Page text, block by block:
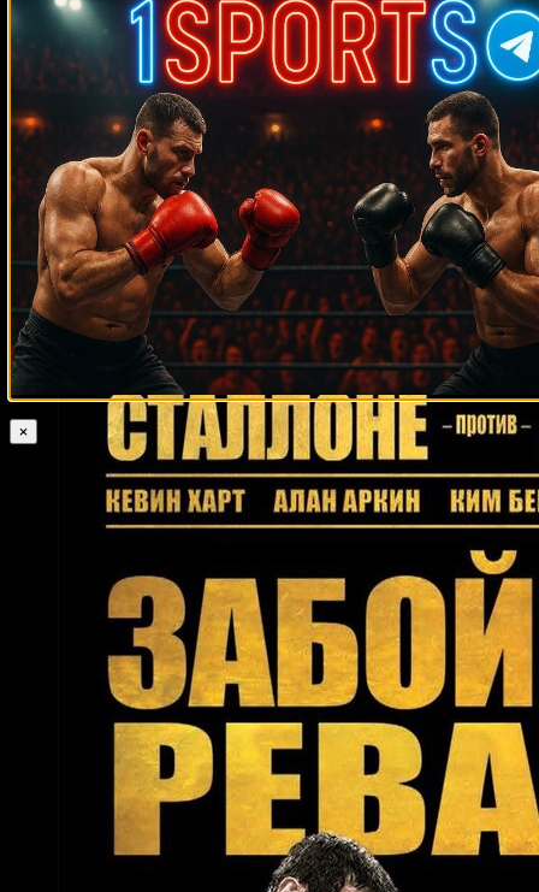
Рикардо Кано Рикардо Родригес Энтони Смит Стив Гарсия Майк
Колберт
Эрик Карри Сандор Мартин Рикардо Брайант
Эктор
Хавьер Маркес
Деметрио Себальос Мануэль Кальво Маркус Роуд
Деннис Милтон
Роландо
Ромеро
Пол Ингл Ланардо Тайнер Шеннон Кортни
Лукас Матиссе
Макс Холлоуэй Даниэль Кусато
Виталий Кличко Ричард Ларти Али Багов
Августин Эстрада Чарльз Брюэр Макс Александр
Деррик
Лэмпкинс Теншин Насукава Джэлин Тернер
Билли Джо Сондерс
Робин Рид Сергей Хомицкий Oban Elliott Анджело Нуньес Марио
Коули Доминик Бризил Эммануэль Родригес Клей Гуида Шеннон
Росс
Марк Ривера Руди Брэдли
×